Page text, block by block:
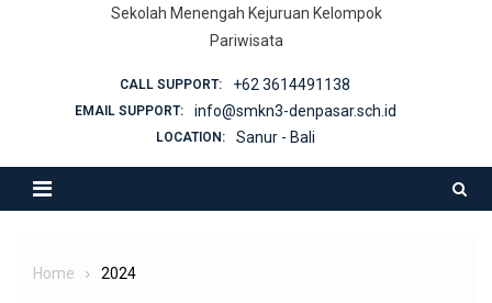
Sekolah Menengah Kejuruan Kelompok
Pariwisata
CALL SUPPORT: +62 3614491138
EMAIL SUPPORT: info@smkn3-denpasar.sch.id
LOCATION: Sanur - Bali
Home 2024